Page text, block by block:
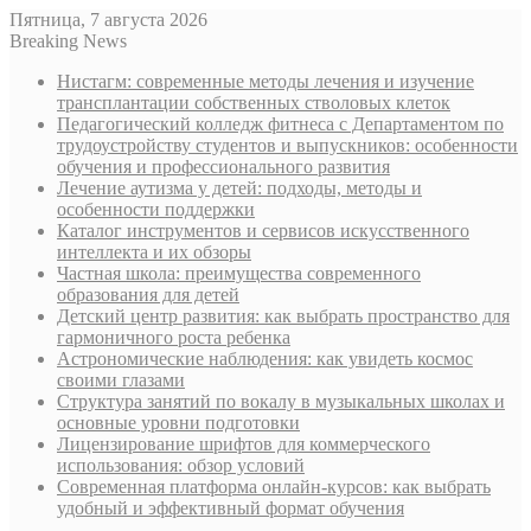
Пятница, 7 августа 2026
Breaking News
Нистагм: современные методы лечения и изучение
трансплантации собственных стволовых клеток
Педагогический колледж фитнеса с Департаментом по
трудоустройству студентов и выпускников: особенности
обучения и профессионального развития
Лечение аутизма у детей: подходы, методы и
особенности поддержки
Каталог инструментов и сервисов искусственного
интеллекта и их обзоры
Частная школа: преимущества современного
образования для детей
Детский центр развития: как выбрать пространство для
гармоничного роста ребенка
Астрономические наблюдения: как увидеть космос
своими глазами
Структура занятий по вокалу в музыкальных школах и
основные уровни подготовки
Лицензирование шрифтов для коммерческого
использования: обзор условий
Современная платформа онлайн-курсов: как выбрать
удобный и эффективный формат обучения